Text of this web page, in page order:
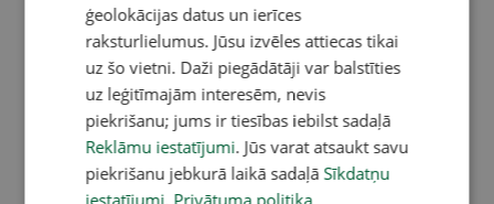
ģeolokācijas datus un ierīces
raksturlielumus. Jūsu izvēles attiecas tikai
uz šo vietni. Daži piegādātāji var balstīties
uz leģitīmajām interesēm, nevis
piekrišanu; jums ir tiesības iebilst sadaļā
Reklāmu iestatījumi. Jūs varat atsaukt savu
piekrišanu jebkurā laikā sadaļā Sīkdatņu
iestatījumi. Privātuma politika